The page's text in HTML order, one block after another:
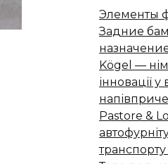
Элементы
Задние
Kögel —
інновації
Pastore &